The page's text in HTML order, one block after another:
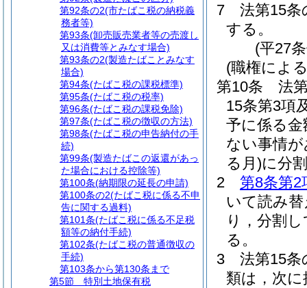
7
法第15条
する。
(平27
(職権によ
第10条
法
15条第3項
予に係る
ない事情
る月)に分
2
第8条第2
いて読み
り，分割
る。
3
法第15条
類は，次
第92条の2(市たばこ税の納税義
務者等)
第93条(卸売販売業者等の売渡し
又は消費等とみなす場合)
第93条の2(製造たばことみなす
場合)
第94条(たばこ税の課税標準)
第95条(たばこ税の税率)
第96条(たばこ税の課税免除)
第97条(たばこ税の徴収の方法)
第98条(たばこ税の申告納付の手
続)
第99条(製造たばこの返還があっ
た場合における控除等)
第100条(納期限の延長の申請)
第100条の2(たばこ税に係る不申
告に関する過料)
第101条(たばこ税に係る不足税
額等の納付手続)
第102条(たばこ税の普通徴収の
手続)
第103条から第130条まで
第5節
特別土地保有税